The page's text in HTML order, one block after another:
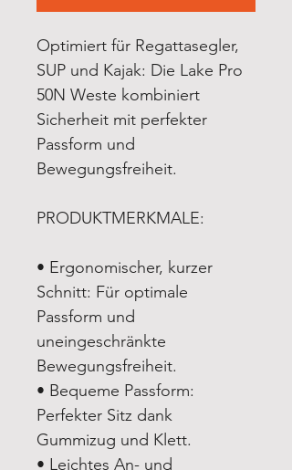
Optimiert für Regattasegler,
SUP und Kajak: Die Lake Pro
50N Weste kombiniert
Sicherheit mit perfekter
Passform und
Bewegungsfreiheit.
PRODUKTMERKMALE:
• Ergonomischer, kurzer
Schnitt: Für optimale
Passform und
uneingeschränkte
Bewegungsfreiheit.
• Bequeme Passform:
Perfekter Sitz dank
Gummizug und Klett.
• Leichtes An- und